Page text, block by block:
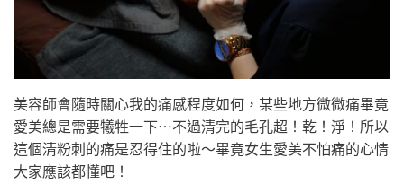
美容師會隨時關心我的痛感程度如何，某些地方微微痛畢竟
愛美總是需要犧牲一下⋯不過清完的毛孔超！乾！淨！所以
這個清粉刺的痛是忍得住的啦～畢竟女生愛美不怕痛的心情
大家應該都懂吧！